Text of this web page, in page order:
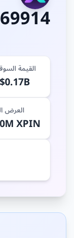
القيمة
$0.17B
العرض
XPIN